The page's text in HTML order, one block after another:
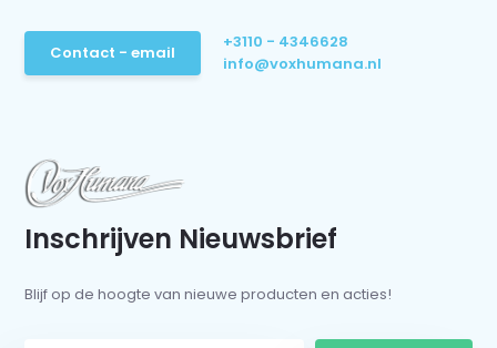
Contact - email
+3110 - 4346628
info@voxhumana.nl
Inschrijven Nieuwsbrief
Blijf op de hoogte van nieuwe producten en acties!